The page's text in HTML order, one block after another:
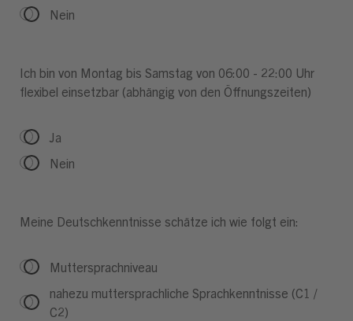
Nein
Ich bin von Montag bis Samstag von 06:00 - 22:00 Uhr
flexibel einsetzbar (abhängig von den Öffnungszeiten)
Ja
Nein
Meine Deutschkenntnisse schätze ich wie folgt ein:
Muttersprachniveau
nahezu muttersprachliche Sprachkenntnisse (C1 /
C2)